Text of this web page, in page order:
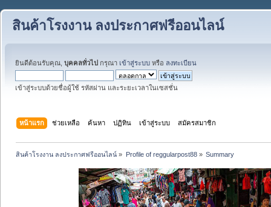
สินค้าโรงงาน ลงประกาศฟรีออนไลน์
ยินดีต้อนรับคุณ, บุคคลทั่วไป กรุณา เข้าสู่ระบบ หรือ ลงทะเบียน
เข้าสู่ระบบด้วยชื่อผู้ใช้ รหัสผ่าน และระยะเวลาในเซสชั่น
หน้าแรก ช่วยเหลือ ค้นหา ปฏิทิน เข้าสู่ระบบ สมัครสมาชิก
สินค้าโรงงาน ลงประกาศฟรีออนไลน์ » Profile of reggularpost88» Summary